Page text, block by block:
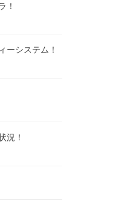
！
ーシステム！
況！